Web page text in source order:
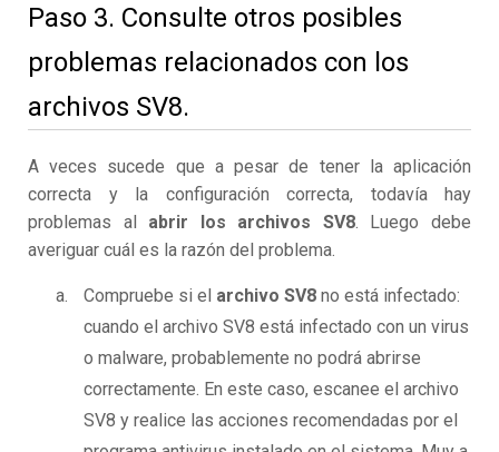
Paso 3. Consulte otros posibles
problemas relacionados con los
archivos SV8.
A veces sucede que a pesar de tener la aplicación
correcta y la configuración correcta, todavía hay
problemas al abrir los archivos SV8. Luego debe
averiguar cuál es la razón del problema.
Compruebe si el archivo SV8 no está infectado:
cuando el archivo SV8 está infectado con un virus
o malware, probablemente no podrá abrirse
correctamente. En este caso, escanee el archivo
SV8 y realice las acciones recomendadas por el